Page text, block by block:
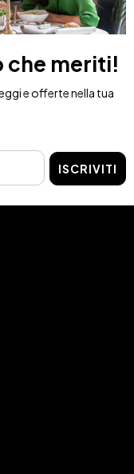
che meriti!
e offerte nella tua
ISCRIVITI